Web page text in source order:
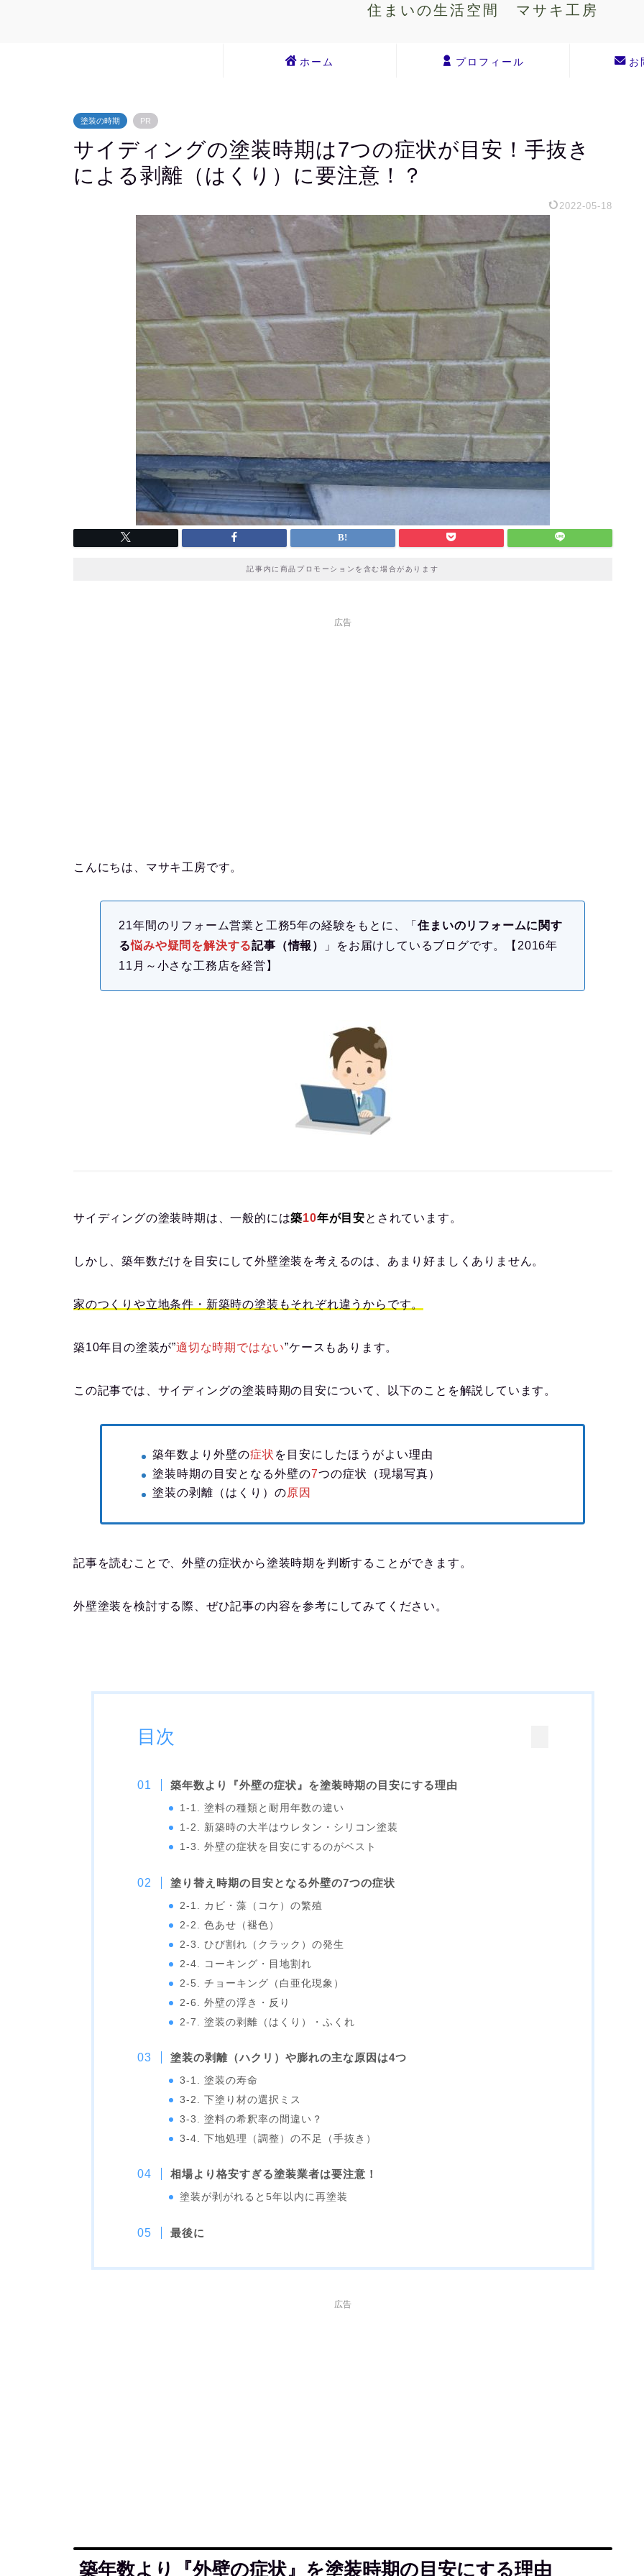
住まいの生活空間 マサキ工房
ホーム プロフィール お
塗装の時期 PR
サイディングの塗装時期は7つの症状が目安！手抜き
による剥離（はくり）に要注意！？
2022-05-18
記事内に商品プロモーションを含む場合があります
広告
こんにちは、マサキ工房です。
21年間のリフォーム営業と工務5年の経験をもとに、「住まいのリフォームに関す
る悩みや疑問を解決する記事（情報）
」をお届けしているブログです。【2016年
11月～小さな工務店を経営】
サイディングの塗装時期は、一般的には築10年が目安とされています。
しかし、築年数だけを目安にして外壁塗装を考えるのは、あまり好ましくありません。
家のつくりや立地条件・新築時の塗装もそれぞれ違うからです。
築10年目の塗装が”適切な時期ではない”ケースもあります。
この記事では、サイディングの塗装時期の目安について、以下のことを解説しています。
築年数より外壁の症状 を目安にしたほうがよい理由
塗装時期の目安となる外壁の7つの症状（現場写真）
塗装の剥離（はくり）の原因
記事を読むことで、外壁の症状から塗装時期を判断することができます。
外壁塗装を検討する際、ぜひ記事の内容を参考にしてみてください。
目次
築年数より『外壁の症状』を塗装時期の目安にする理由
1-1. 塗料の種類と耐用年数の違い
1-2. 新築時の大半はウレタン・シリコン塗装
1-3. 外壁の症状を目安にするのがベスト
塗り替え時期の目安となる外壁の7つの症状
2-1. カビ・藻（コケ）の繁殖
2-2. 色あせ（褪色）
2-3. ひび割れ（クラック）の発生
2-4. コーキング・目地割れ
2-5. チョーキング（白亜化現象）
2-6. 外壁の浮き・反り
2-7. 塗装の剥離（はくり）・ふくれ
塗装の剥離（ハクリ）や膨れの主な原因は4つ
3-1. 塗装の寿命
3-2. 下塗り材の選択ミス
3-3. 塗料の希釈率の間違い？
3-4. 下地処理（調整）の不足（手抜き）
相場より格安すぎる塗装業者は要注意！
塗装が剥がれると5年以内に再塗装
最後に
広告
築年数より『外壁の症状』を塗装時期の目安にする理由